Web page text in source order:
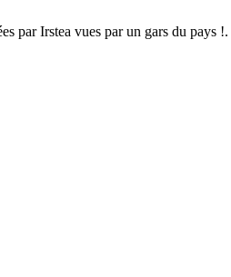
par Irstea vues par un gars du pays !.